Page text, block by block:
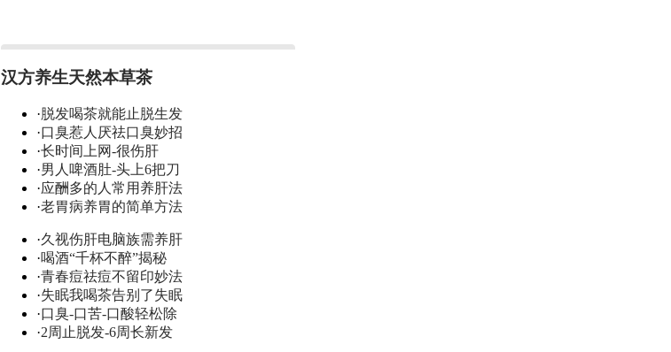
汉方养生天然本草茶
·脱发喝茶就能止脱生发
·口臭惹人厌祛口臭妙招
·长时间上网-很伤肝
·男人啤酒肚-头上6把刀
·应酬多的人常用养肝法
·老胃病养胃的简单方法
·久视伤肝电脑族需养肝
·喝酒“千杯不醉”揭秘
·青春痘祛痘不留印妙法
·失眠我喝茶告别了失眠
·口臭-口苦-口酸轻松除
·2周止脱发-6周长新发